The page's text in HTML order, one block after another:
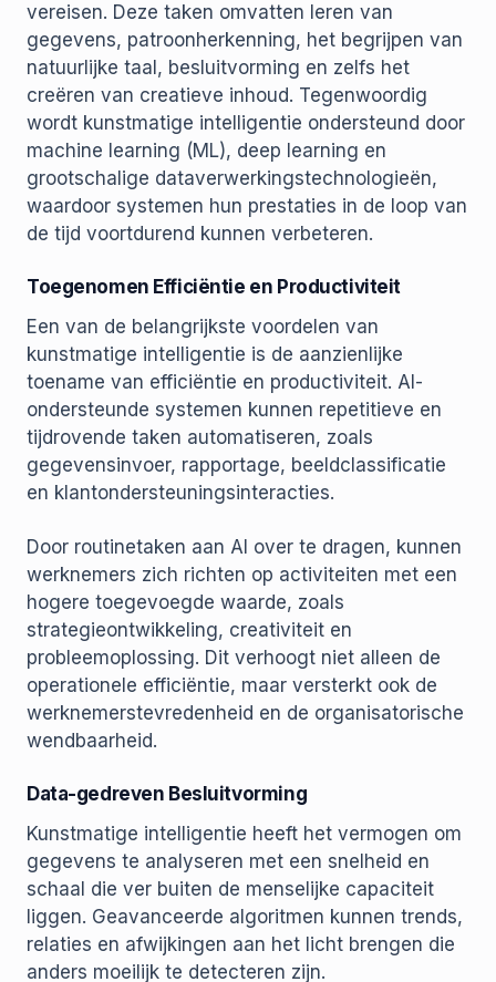
vereisen. Deze taken omvatten leren van
gegevens, patroonherkenning, het begrijpen van
natuurlijke taal, besluitvorming en zelfs het
creëren van creatieve inhoud. Tegenwoordig
wordt kunstmatige intelligentie ondersteund door
machine learning (ML), deep learning en
grootschalige dataverwerkingstechnologieën,
waardoor systemen hun prestaties in de loop van
de tijd voortdurend kunnen verbeteren.
Toegenomen Efficiëntie en Productiviteit
Een van de belangrijkste voordelen van
kunstmatige intelligentie is de aanzienlijke
toename van efficiëntie en productiviteit. AI-
ondersteunde systemen kunnen repetitieve en
tijdrovende taken automatiseren, zoals
gegevensinvoer, rapportage, beeldclassificatie
en klantondersteuningsinteracties.
Door routinetaken aan AI over te dragen, kunnen
werknemers zich richten op activiteiten met een
hogere toegevoegde waarde, zoals
strategieontwikkeling, creativiteit en
probleemoplossing. Dit verhoogt niet alleen de
operationele efficiëntie, maar versterkt ook de
werknemerstevredenheid en de organisatorische
wendbaarheid.
Data-gedreven Besluitvorming
Kunstmatige intelligentie heeft het vermogen om
gegevens te analyseren met een snelheid en
schaal die ver buiten de menselijke capaciteit
liggen. Geavanceerde algoritmen kunnen trends,
relaties en afwijkingen aan het licht brengen die
anders moeilijk te detecteren zijn.